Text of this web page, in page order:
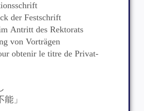
der Festschrift
Antritt des Rektorats
von Vorträgen
obtenir le titre de Privat-
能」